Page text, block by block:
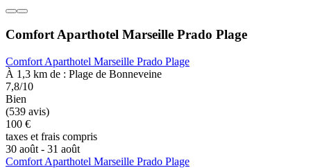
Comfort Aparthotel Marseille Prado Plage
Comfort Aparthotel Marseille Prado Plage
À 1,3 km de : Plage de Bonneveine
7,8/10
Bien
(539 avis)
100 €
taxes et frais compris
30 août - 31 août
Comfort Aparthotel Marseille Prado Plage